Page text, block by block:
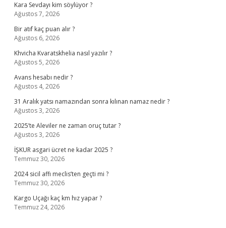
Kara Sevdayı kim söylüyor ?
Ağustos 7, 2026
Bir atıf kaç puan alır ?
Ağustos 6, 2026
Khvicha Kvaratskhelia nasıl yazılır ?
Ağustos 5, 2026
Avans hesabı nedir ?
Ağustos 4, 2026
31 Aralık yatsı namazından sonra kılınan namaz nedir ?
Ağustos 3, 2026
2025’te Aleviler ne zaman oruç tutar ?
Ağustos 3, 2026
İŞKUR asgari ücret ne kadar 2025 ?
Temmuz 30, 2026
2024 sicil affı meclis’ten geçti mi ?
Temmuz 30, 2026
Kargo Uçağı kaç km hız yapar ?
Temmuz 24, 2026